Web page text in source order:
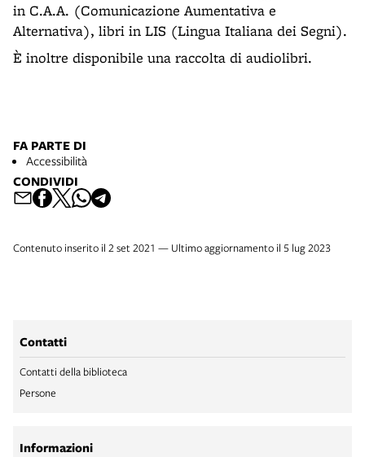
in C.A.A. (Comunicazione Aumentativa e
Alternativa), libri in LIS (Lingua Italiana dei Segni).
È inoltre disponibile una raccolta di audiolibri.
FA PARTE DI
Accessibilità
CONDIVIDI
Contenuto inserito il 2 set 2021 — Ultimo aggiornamento il 5 lug 2023
Contatti
Contatti della biblioteca
Persone
Informazioni